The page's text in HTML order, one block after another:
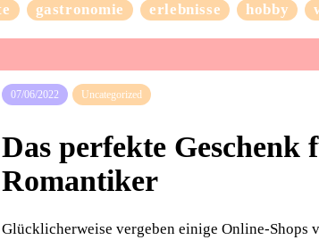
gastronomie erlebnisse hobby
07/06/2022 Uncategorized
Das perfekte Geschenk
Romantiker
Glücklicherweise vergeben einige Online-Shops